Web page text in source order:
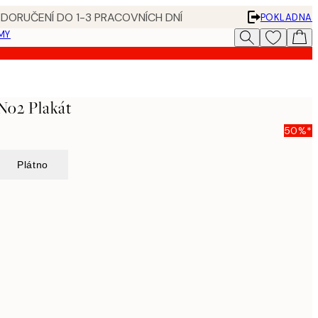
DO 1-3 PRACOVNÍCH DNÍ
POKLADNA
Plakát
50%*
Plátno